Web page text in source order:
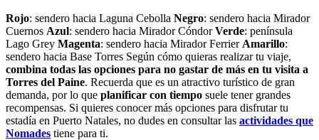
Rojo: sendero hacia Laguna Cebolla Negro: sendero hacia Mirador
Cuernos Azul: sendero hacia Mirador CóndorVerde: península
Lago Grey Magenta: sendero hacia Mirador Ferrier Amarillo:
sendero hacia Base Torres Según cómo quieras realizar tu viaje,
combina todas las opciones para no gastar de más en tu visita a
Torres del Paine. Recuerda que es un atractivo turístico de gran
demanda, por lo que planificar con tiempo suele tener grandes
recompensas. Si quieres conocer más opciones para disfrutar tu
estadía en Puerto Natales, no dudes en consultar las actividades que
Nomades tiene para ti.